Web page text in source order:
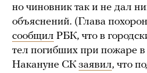
но чиновник так и не дал
объяснений. (Глава
сообщил РБК, что в
тел погибших при пожаре
Накануне СК заявил, что